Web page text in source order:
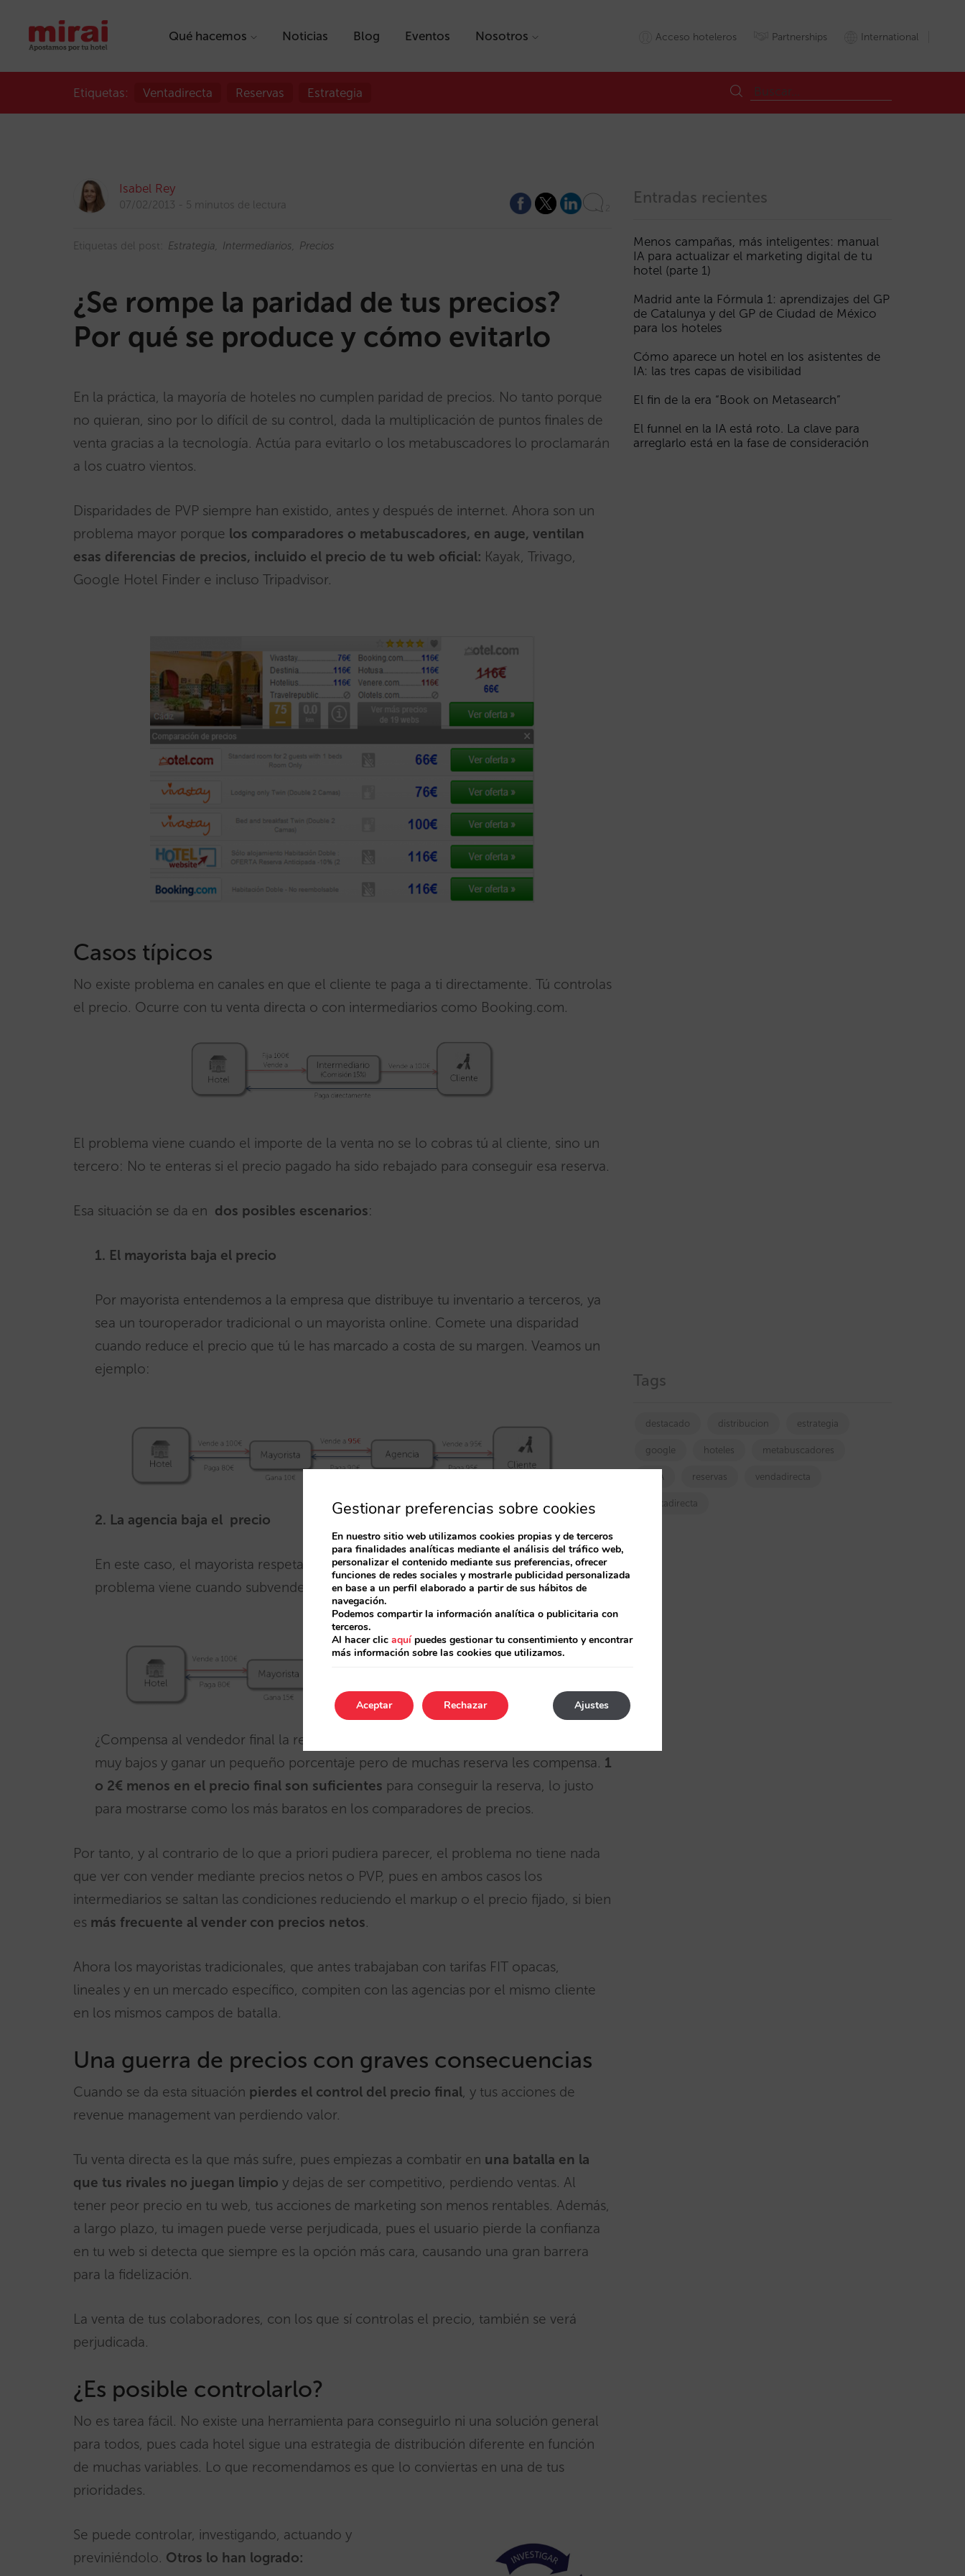
Qué hacemos Noticias Blog Eventos Nosotros Acceso hoteleros Partnerships International
Etiquetas: Ventadirecta Reservas Estrategia
Isabel Rey
07/02/2013 5 minutos de lectura
Etiquetas del post: Estrategia Intermediarios Precios
¿Se rompe la paridad de tus precios?
Por qué se produce y cómo evitarlo
En la práctica, la mayoría de hoteles no cumplen paridad de precios. No tanto porque
no quieran, sino por lo difícil de su control, dada la multiplicación de puntos finales de
venta gracias a la tecnología. Actúa para evitarlo o los metabuscadores lo proclamarán
a los cuatro vientos.
Disparidades de PVP siempre han existido, antes y después de internet. Ahora son un
problema mayor porque los comparadores o metabuscadores, en auge, ventilan
esas diferencias de precios, incluido el precio de tu web oficial: Kayak, Trivago,
Google Hotel Finder e incluso Tripadvisor.
Casos típicos
No existe problema en canales en que el cliente te paga a ti directamente. Tú controlas
el precio. Ocurre con tu venta directa o con intermediarios como Booking.com.
El problema viene cuando el importe de la venta no se lo cobras tú al cliente, sino un
tercero: No te enteras si el precio pagado ha sido rebajado para conseguir esa reserva.
Esa situación se da en dos posibles escenarios:
1. El mayorista baja el precio
Por mayorista entendemos a la empresa que distribuye tu inventario a terceros, ya
sea un touroperador tradicional o un mayorista online. Comete una disparidad
cuando reduce el precio que tú le has marcado a costa de su margen. Veamos un
ejemplo:
2. La agencia baja el precio
En este caso, el mayorista respeta el precio final al que quieres que vendan. El
problema viene cuando subvenden a terceros y éstos se saltan ese precio final:
¿Compensa al vendedor final la rebaja de su comisión? Sí, tienen unos gastos fijos
muy bajos y ganar un pequeño porcentaje pero de muchas reserva les compensa. 1
o 2€ menos en el precio final son suficientes para conseguir la reserva, lo justo
para mostrarse como los más baratos en los comparadores de precios.
Por tanto, y al contrario de lo que a priori pudiera parecer, el problema no tiene nada
que ver con vender mediante precios netos o PVP, pues en ambos casos los
intermediarios se saltan las condiciones reduciendo el markup o el precio fijado, si bien
es más frecuente al vender con precios netos.
Ahora los mayoristas tradicionales, que antes trabajaban con tarifas FIT opacas,
lineales y en un mercado específico, compiten con las agencias por el mismo cliente
en los mismos campos de batalla.
Una guerra de precios con graves consecuencias
Cuando se da esta situación pierdes el control del precio final, y tus acciones de
revenue management van perdiendo valor.
Tu venta directa es la que más sufre, pues empiezas a combatir en una batalla en la
que tus rivales no juegan limpio y dejas de ser competitivo, perdiendo ventas. Al
tener peor precio en tu web, tus acciones de marketing son menos rentables. Además,
a largo plazo, tu imagen puede verse perjudicada, pues el usuario pierde la confianza
en tu web si detecta que siempre es la opción más cara, causando una gran barrera
para la fidelización.
La venta de tus colaboradores, con los que sí controlas el precio, también se verá
perjudicada.
¿Es posible controlarlo?
No es tarea fácil. No existe una herramienta para conseguirlo ni una solución general
para todos, pues cada hotel sigue una estrategia de distribución diferente en función
de muchas variables. Lo que recomendamos es que lo conviertas en una de tus
prioridades.
Se puede controlar, investigando, actuando y
previniéndolo. Otros lo han logrado:
Entradas recientes
Menos campañas, más inteligentes: manual
IA para actualizar el marketing digital de tu
hotel (parte 1)
Madrid ante la Fórmula 1: aprendizajes del GP
de Catalunya y del GP de Ciudad de México
para los hoteles
Cómo aparece un hotel en los asistentes de
IA: las tres capas de visibilidad
El fin de la era “Book on Metasearch”
El funnel en la IA está roto. La clave para
arreglarlo está en la fase de consideración
Tags
destacado distribucion estrategia
google hoteles metabuscadores
OTA reservas vendadirecta
ventadirecta
Gestionar preferencias sobre cookies
En nuestro sitio web utilizamos cookies propias y de terceros
para finalidades analíticas mediante el análisis del tráfico web,
personalizar el contenido mediante sus preferencias, ofrecer
funciones de redes sociales y mostrarle publicidad personalizada
en base a un perfil elaborado a partir de sus hábitos de
navegación.
Podemos compartir la información analítica o publicitaria con
terceros.
Al hacer clic aquípuedes gestionar tu consentimiento y encontrar
más información sobre las cookies que utilizamos.
Aceptar Ajustes
Rechazar